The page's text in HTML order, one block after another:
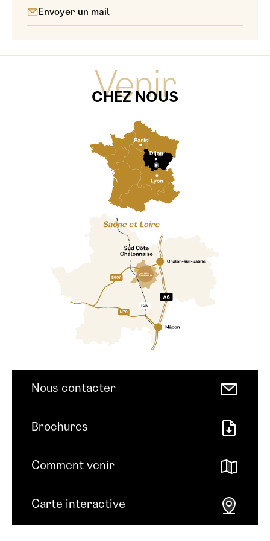
Envoyer un mail
Venir
CHEZ NOUS
Nous contacter
Brochures
Comment venir
Carte interactive